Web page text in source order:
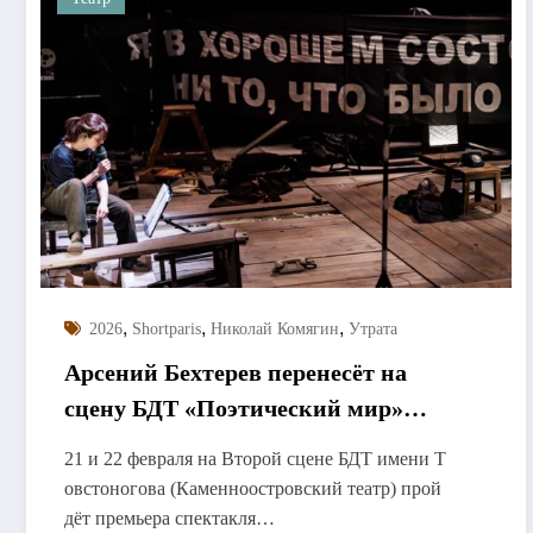
2026, Shortparis, Николай Комягин, Утрата
Арсений Бехтерев перенесёт на
сцену БДТ «Поэтический мир»
21 и 22 февраля на Второй сцене БДТ имени Т
овстоногова (Каменноостровский театр) прой
дёт премьера спектакля…